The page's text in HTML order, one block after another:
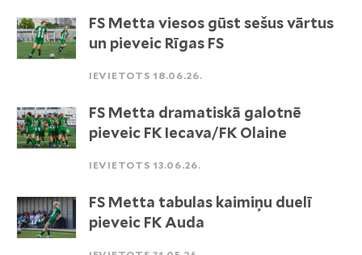
FS Metta viesos gūst sešus vārtus
un pieveic Rīgas FS
IEVIETOTS 18.06.26.
FS Metta dramatiskā galotnē
pieveic FK Iecava/FK Olaine
IEVIETOTS 13.06.26.
FS Metta tabulas kaimiņu duelī
pieveic FK Auda